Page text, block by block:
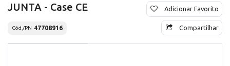
JUNTA - Case CE
Cód./PN 47708916
Adicionar Favorito
Compartilhar